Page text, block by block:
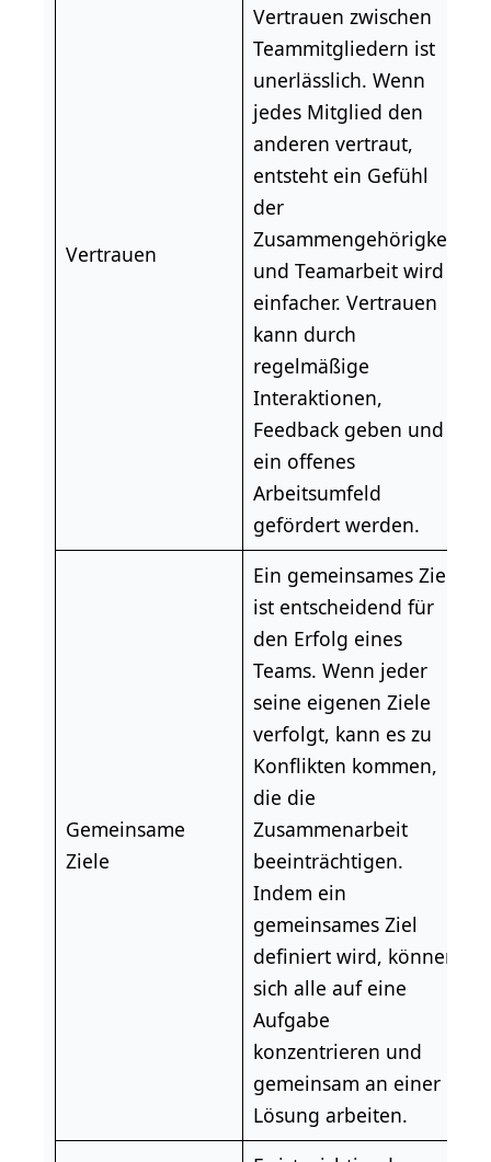
Vertrauen
Vertrauen zwischen
Teammitgliedern ist
unerlässlich. Wenn
jedes Mitglied den
anderen vertraut,
entsteht ein Gefühl
der
Zusammengehörigkeit
und Teamarbeit wird
einfacher. Vertrauen
kann durch
regelmäßige
Interaktionen,
Feedback geben und
ein offenes
Arbeitsumfeld
gefördert werden.
Gemeinsame
Ziele
Ein gemeinsames Ziel
ist entscheidend für
den Erfolg eines
Teams. Wenn jeder
seine eigenen Ziele
verfolgt, kann es zu
Konflikten kommen,
die die
Zusammenarbeit
beeinträchtigen.
Indem ein
gemeinsames Ziel
definiert wird, können
sich alle auf eine
Aufgabe
konzentrieren und
gemeinsam an einer
Lösung arbeiten.